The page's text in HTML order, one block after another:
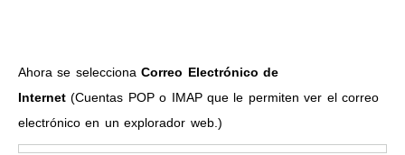
Ahora se seleccionaCorreo Electrónico de
Internet (Cuentas POP o IMAP que le permiten ver el correo
electrónico en un explorador web.)